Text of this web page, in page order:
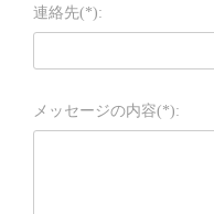
連絡先(*):
メッセージの内容(*):